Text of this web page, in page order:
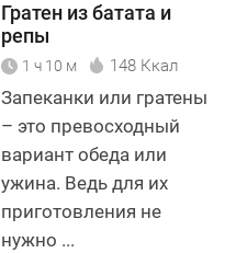
Гратен из батата и
репы
1 ч 10 м 148 Ккал
Запеканки или гратены
– это превосходный
вариант обеда или
ужина. Ведь для их
приготовления не
нужно ...